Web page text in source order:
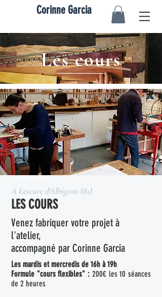
Corinne Garcia
Les cours
A Lescure d'Albigeois (81)
LES COURS
Venez fabriquer votre projet à
l'atelier,
accompagné par Corinne Garcia
Les mardis et mercredis de 16h à 19h
Formule "cours flexibles" : 200€ les 10 séances
de 2 heures